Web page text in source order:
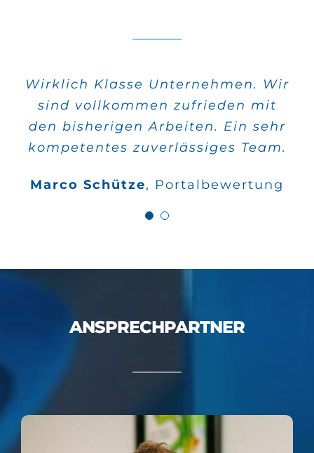
Wirklich Klasse Unternehmen. Wir
sind vollkommen zufrieden mit
den bisherigen Arbeiten. Ein sehr
kompetentes zuverlässiges Team.
Marco Schütze, Portalbewertung
Alle meine Aufträge wurden sehr
schnell verwirklicht und die
Qualität stimmt auch.
Wilfried Kahle
Google
ANSPRECHPARTNER